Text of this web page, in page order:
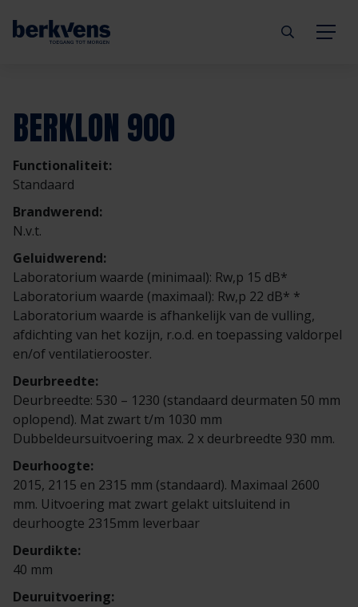
Deuren
Kozijnen
Hang- & sluitwerk
Diensten
Technische documentatie
Veelgestelde vragen
Eengezinswoning
Meergezinswoning
Utiliteitsgebouw
Prefab woning
Aannemer
Architect
Projectontwikkelaar
Handelspartner
Inbraakwerend
Brandwerend
Geluidwerend
Rookwerend
Duurzaamheid
Brochures
Technische documentatie
Veelgestelde vragen
mijndeur.nl
Webshop
Inspiratie
Verkooppunten
Veelgestelde vragen
Blog
Organisatie
Duurzaamheid
GND Garantiedeuren
Werken bij Berkvens
BERKLON 900
Functionaliteit:
Standaard
Brandwerend:
N.v.t.
Geluidwerend:
Laboratorium waarde (minimaal): Rw,p 15 dB*
Laboratorium waarde (maximaal): Rw,p 22 dB* *
Laboratorium waarde is afhankelijk van de vulling,
afdichting van het kozijn, r.o.d. en toepassing valdorpel
en/of ventilatierooster.
Deurbreedte:
Deurbreedte: 530 – 1230 (standaard deurmaten 50 mm
oplopend). Mat zwart t/m 1030 mm
Dubbeldeursuitvoering max. 2 x deurbreedte 930 mm.
Deurhoogte:
2015, 2115 en 2315 mm (standaard). Maximaal 2600
mm. Uitvoering mat zwart gelakt uitsluitend in
deurhoogte 2315mm leverbaar
Deurdikte:
40 mm
Deuruitvoering: